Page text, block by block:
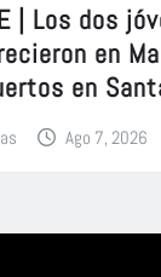
| Los dos
en
en
Ago 7, 2026